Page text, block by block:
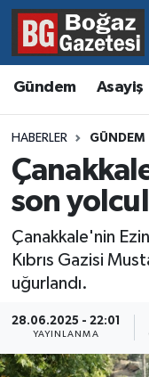
Gündem Asayiş
HABERLER GÜNDEM
son
Çanakkale'nin
Kıbrıs Gazisi
uğurlandı.
28.06.2025 - 22:01
YAYINLANMA
Asayiş
Eğitim
Ekonomi
Gündem
Resmi İlanlar
Hava Durumu
Trafik Durumu
Süper Lig
Tüm
Son Dakika